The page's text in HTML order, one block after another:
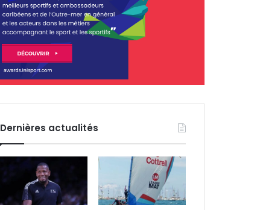
Dernières actualités